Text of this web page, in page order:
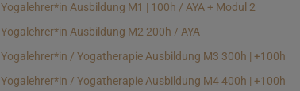
Yogalehrer*in Ausbildung M1 | 100h / AYA + Modul 2
Yogalehrer*in Ausbildung M2 200h / AYA
Yogalehrer*in / Yogatherapie Ausbildung M3 300h | +100h
Yogalehrer*in / Yogatherapie Ausbildung M4 400h | +100h